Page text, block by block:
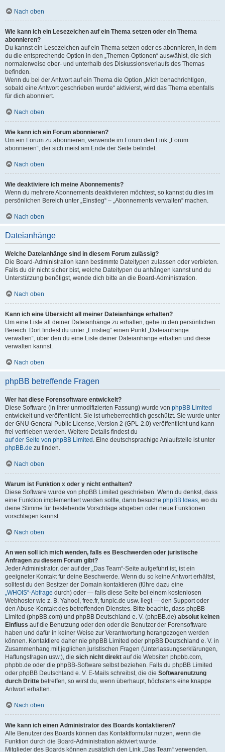
Nach oben
Wie kann ich ein Lesezeichen auf ein Thema setzen oder ein Thema
abonnieren?
Du kannst ein Lesezeichen auf ein Thema setzen oder es abonnieren, in dem
du die entsprechende Option in den „Themen-Optionen“ auswählst, die sich
normalerweise ober- und unterhalb des Diskussionsverlaufs des Themas
befinden.
Wenn du bei der Antwort auf ein Thema die Option „Mich benachrichtigen,
sobald eine Antwort geschrieben wurde“ aktivierst, wird das Thema ebenfalls
für dich abonniert.
Nach oben
Wie kann ich ein Forum abonnieren?
Um ein Forum zu abonnieren, verwende im Forum den Link „Forum
abonnieren“, der sich meist am Ende der Seite befindet.
Nach oben
Wie deaktiviere ich meine Abonnements?
Wenn du mehrere Abonnements deaktivieren möchtest, so kannst du dies im
persönlichen Bereich unter „Einstieg“ – „Abonnements verwalten“ machen.
Nach oben
Dateianhänge
Welche Dateianhänge sind in diesem Forum zulässig?
Die Board-Administration kann bestimmte Dateitypen zulassen oder verbieten.
Falls du dir nicht sicher bist, welche Dateitypen du anhängen kannst und du
Unterstützung benötigst, wende dich bitte an die Board-Administration.
Nach oben
Kann ich eine Übersicht all meiner Dateianhänge erhalten?
Um eine Liste all deiner Dateianhänge zu erhalten, gehe in den persönlichen
Bereich. Dort findest du unter „Einstieg“ einen Punkt „Dateianhänge
verwalten“, über den du eine Liste deiner Dateianhänge erhalten und diese
verwalten kannst.
Nach oben
phpBB betreffende Fragen
Wer hat diese Forensoftware entwickelt?
Diese Software (in ihrer unmodifizierten Fassung) wurde von phpBB Limited
entwickelt und veröffentlicht. Sie ist urheberrechtlich geschützt. Sie wurde unter
der GNU General Public License, Version 2 (GPL-2.0) veröffentlicht und kann
frei vertrieben werden. Weitere Details findest du
auf der Seite von phpBB Limited . Eine deutschsprachige Anlaufstelle ist unter
phpBB.de zu finden.
Nach oben
Warum ist Funktion x oder y nicht enthalten?
Diese Software wurde von phpBB Limited geschrieben. Wenn du denkst, dass
eine Funktion implementiert werden sollte, dann besuche phpBB Ideas, wo du
deine Stimme für bestehende Vorschläge abgeben oder neue Funktionen
vorschlagen kannst.
Nach oben
An wen soll ich mich wenden, falls es Beschwerden oder juristische
Anfragen zu diesem Forum gibt?
Jeder Administrator, der auf der „Das Team“-Seite aufgeführt ist, ist ein
geeigneter Kontakt für deine Beschwerde. Wenn du so keine Antwort erhältst,
solltest du den Besitzer der Domain kontaktieren (führe dazu eine
„WHOIS“-Abfrage durch) oder — falls diese Seite bei einem kostenlosen
Webhoster wie z. B. Yahoo!, free.fr, funpic.de usw. liegt — den Support oder
den Abuse-Kontakt des betreffenden Dienstes. Bitte beachte, dass phpBB
Limited (phpBB.com) und phpBB Deutschland e. V. (phpBB.de) absolut keinen
Einfluss auf die Benutzung oder den oder die Benutzer der Forensoftware
haben und dafür in keiner Weise zur Verantwortung herangezogen werden
können. Kontaktiere daher nie phpBB Limited oder phpBB Deutschland e. V. in
Zusammenhang mit jeglichen juristischen Fragen (Unterlassungserklärungen,
Haftungsfragen usw.), die sich nicht direkt auf die Websiten phpbb.com,
phpbb.de oder die phpBB-Software selbst beziehen. Falls du phpBB Limited
oder phpBB Deutschland e. V. E-Mails schreibst, die die Softwarenutzung
durch Dritte betreffen, so wirst du, wenn überhaupt, höchstens eine knappe
Antwort erhalten.
Nach oben
Wie kann ich einen Administrator des Boards kontaktieren?
Alle Benutzer des Boards können das Kontaktformular nutzen, wenn die
Funktion durch die Board-Administration aktiviert wurde.
Mitglieder des Boards können zusätzlich den Link „Das Team“ verwenden.